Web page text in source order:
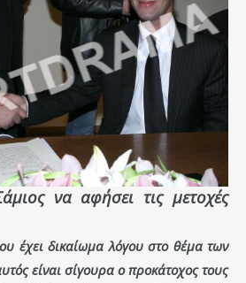
να αφήσει τις μετοχές
έχει δικαίωμα λόγου στο θέμα των
είναι σίγουρα ο προκάτοχος τους